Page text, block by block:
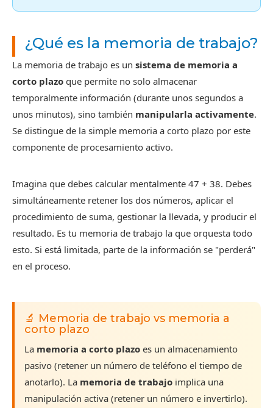
¿Qué es la memoria de trabajo?
La memoria de trabajo es un sistema de memoria a
corto plazo que permite no solo almacenar
temporalmente información (durante unos segundos a
unos minutos), sino también manipularla activamente.
Se distingue de la simple memoria a corto plazo por este
componente de procesamiento activo.
Imagina que debes calcular mentalmente 47 + 38. Debes
simultáneamente retener los dos números, aplicar el
procedimiento de suma, gestionar la llevada, y producir el
resultado. Es tu memoria de trabajo la que orquesta todo
esto. Si está limitada, parte de la información se "perderá"
en el proceso.
🔬 Memoria de trabajo vs memoria a
corto plazo
La memoria a corto plazo es un almacenamiento
pasivo (retener un número de teléfono el tiempo de
anotarlo). La memoria de trabajo implica una
manipulación activa (retener un número e invertirlo).